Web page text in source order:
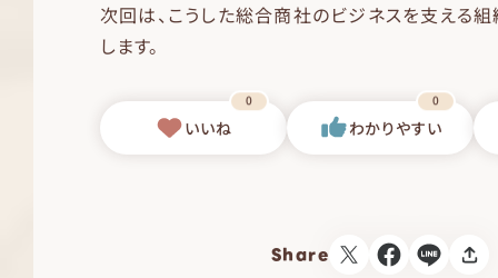
次回は、こうした総合商社のビジネスを支える
します。
いいね
0
わかりやすい
0
Share